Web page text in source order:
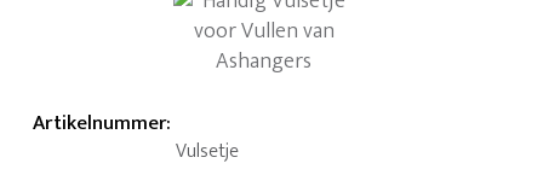
Artikelnummer:
Vulsetje